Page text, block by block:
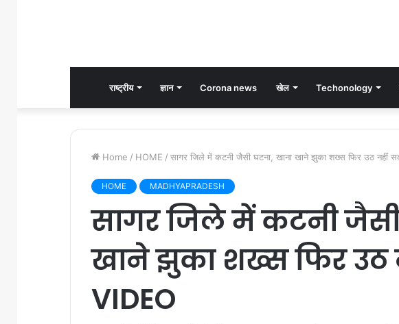
राष्ट्रीय ज्ञान Corona news खेल Techonology
Home / HOME / सागर जिले में कटनी जैसी घटना, खाना खाने झुका शख्स फिर उठ नहीं
HOME MADHYAPRADESH
सागर जिले में कटनी
खाने झुका शख्स फिर उठ
VIDEO